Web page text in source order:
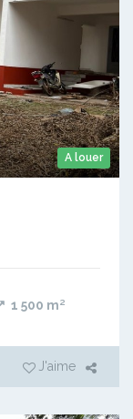
A louer
1 500 m²
J'aime